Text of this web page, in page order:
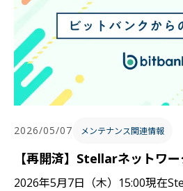
2026/05/07 メンテナンス関連情報
2026年5月7日（木）15:00現在